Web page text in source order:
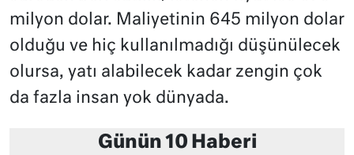
milyon dolar. Maliyetinin 645 milyon dolar
olduğu ve hiç kullanılmadığı düşünülecek
olursa, yatı alabilecek kadar zengin çok
da fazla insan yok dünyada.
Günün 10 Haberi